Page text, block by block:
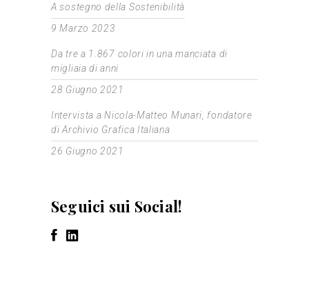
A sostegno della Sostenibilità
9 Marzo 2023
Da tre a 1.867 colori in una manciata di
migliaia di anni
28 Giugno 2021
Intervista a Nicola-Matteo Munari, fondatore
di Archivio Grafica Italiana
26 Giugno 2021
Seguici sui Social!